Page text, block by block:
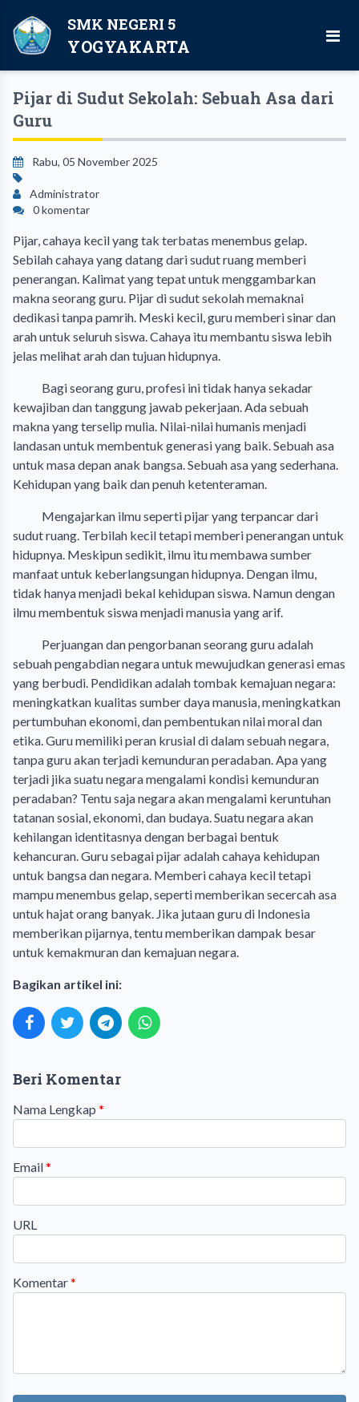
SMK NEGERI 5
YOGYAKARTA
Pijar di Sudut Sekolah: Sebuah Asa dari
Guru
Rabu, 05 November 2025
Administrator
0 komentar
Pijar, cahaya kecil yang tak terbatas menembus gelap.
Sebilah cahaya yang datang dari sudut ruang memberi
penerangan. Kalimat yang tepat untuk menggambarkan
makna seorang guru. Pijar di sudut sekolah memaknai
dedikasi tanpa pamrih. Meski kecil, guru memberi sinar dan
arah untuk seluruh siswa. Cahaya itu membantu siswa lebih
jelas melihat arah dan tujuan hidupnya.
Bagi seorang guru, profesi ini tidak hanya sekadar
kewajiban dan tanggung jawab pekerjaan. Ada sebuah
makna yang terselip mulia. Nilai-nilai humanis menjadi
landasan untuk membentuk generasi yang baik. Sebuah asa
untuk masa depan anak bangsa. Sebuah asa yang sederhana.
Kehidupan yang baik dan penuh ketenteraman.
Mengajarkan ilmu seperti pijar yang terpancar dari
sudut ruang. Terbilah kecil tetapi memberi penerangan untuk
hidupnya. Meskipun sedikit, ilmu itu membawa sumber
manfaat untuk keberlangsungan hidupnya. Dengan ilmu,
tidak hanya menjadi bekal kehidupan siswa. Namun dengan
ilmu membentuk siswa menjadi manusia yang arif.
Perjuangan dan pengorbanan seorang guru adalah
sebuah pengabdian negara untuk mewujudkan generasi emas
yang berbudi. Pendidikan adalah tombak kemajuan negara:
meningkatkan kualitas sumber daya manusia, meningkatkan
pertumbuhan ekonomi, dan pembentukan nilai moral dan
etika. Guru memiliki peran krusial di dalam sebuah negara,
tanpa guru akan terjadi kemunduran peradaban. Apa yang
terjadi jika suatu negara mengalami kondisi kemunduran
peradaban? Tentu saja negara akan mengalami keruntuhan
tatanan sosial, ekonomi, dan budaya. Suatu negara akan
kehilangan identitasnya dengan berbagai bentuk
kehancuran. Guru sebagai pijar adalah cahaya kehidupan
untuk bangsa dan negara. Memberi cahaya kecil tetapi
mampu menembus gelap, seperti memberikan secercah asa
untuk hajat orang banyak. Jika jutaan guru di Indonesia
memberikan pijarnya, tentu memberikan dampak besar
untuk kemakmuran dan kemajuan negara.
Bagikan artikel ini:
Beri Komentar
Nama Lengkap *
Email*
URL
Komentar*